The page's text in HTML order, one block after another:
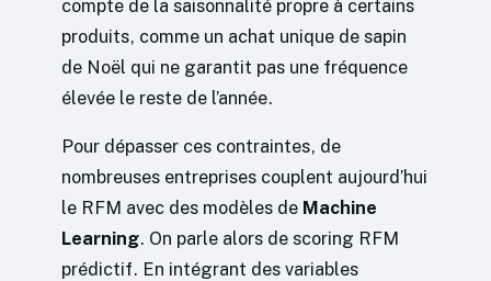
compte de la saisonnalité propre à certains
produits, comme un achat unique de sapin
de Noël qui ne garantit pas une fréquence
élevée le reste de l’année.
Pour dépasser ces contraintes, de
nombreuses entreprises couplent aujourd’hui
le RFM avec des modèles de Machine
Learning. On parle alors de scoring RFM
prédictif. En intégrant des variables